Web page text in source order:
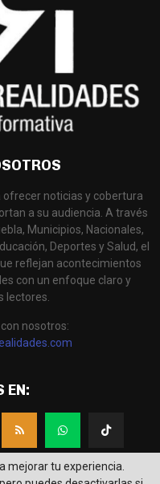
noticias y cobertura
a su audiencia. A través
Municipios, Nacionales,
Deportes y Salud, el
reflejan acontecimientos
con un enfoque claro y
lectores.
nosotros:
EN:
mejorar tu experiencia.